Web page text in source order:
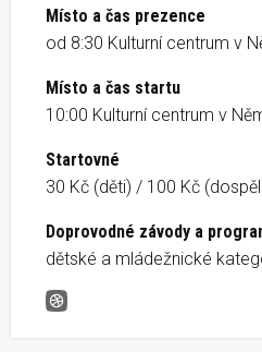
Místo a čas prezence
od 8:30 Kulturní centrum v
Místo a čas startu
10:00 Kulturní centrum v
Startovné
30 Kč (děti) / 100 Kč
Doprovodné závody a
dětské a mládežnické
Vánoční běh okolo Zlatého